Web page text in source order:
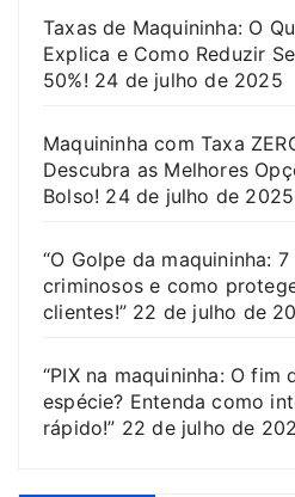
Taxas de Maquininha: O
Explica e Como Reduzir
50%! 24 de julho de 2025
Maquininha com Taxa
Descubra as Melhores
Bolso! 24 de julho de 2025
“O Golpe da maquininha:
criminosos e como
clientes!” 22 de julho de
“PIX na maquininha: O fim
espécie? Entenda como
rápido!” 22 de julho de